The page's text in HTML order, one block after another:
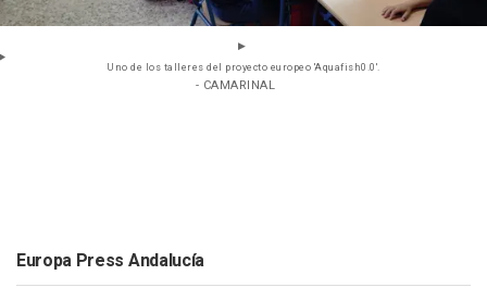
Uno de los talleres del proyecto europeo 'Aquafish0.0'.
- CAMARINAL
Europa Press Andalucía